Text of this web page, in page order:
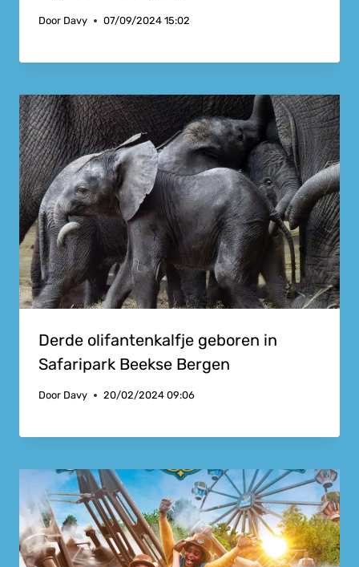
Door Davy 07/09/2024 15:02
Derde olifantenkalfje geboren in
Safaripark Beekse Bergen
Door Davy 20/02/2024 09:06